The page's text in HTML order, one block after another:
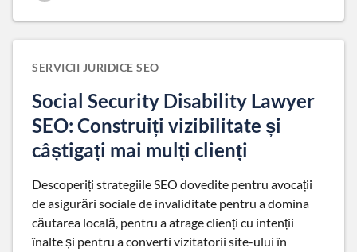
SERVICII JURIDICE SEO
Social Security Disability Lawyer
SEO: Construiți vizibilitate și
câștigați mai mulți clienți
Descoperiți strategiile SEO dovedite pentru avocații
de asigurări sociale de invaliditate pentru a domina
căutarea locală, pentru a atrage clienți cu intenții
înalte și pentru a converti vizitatorii site-ului în